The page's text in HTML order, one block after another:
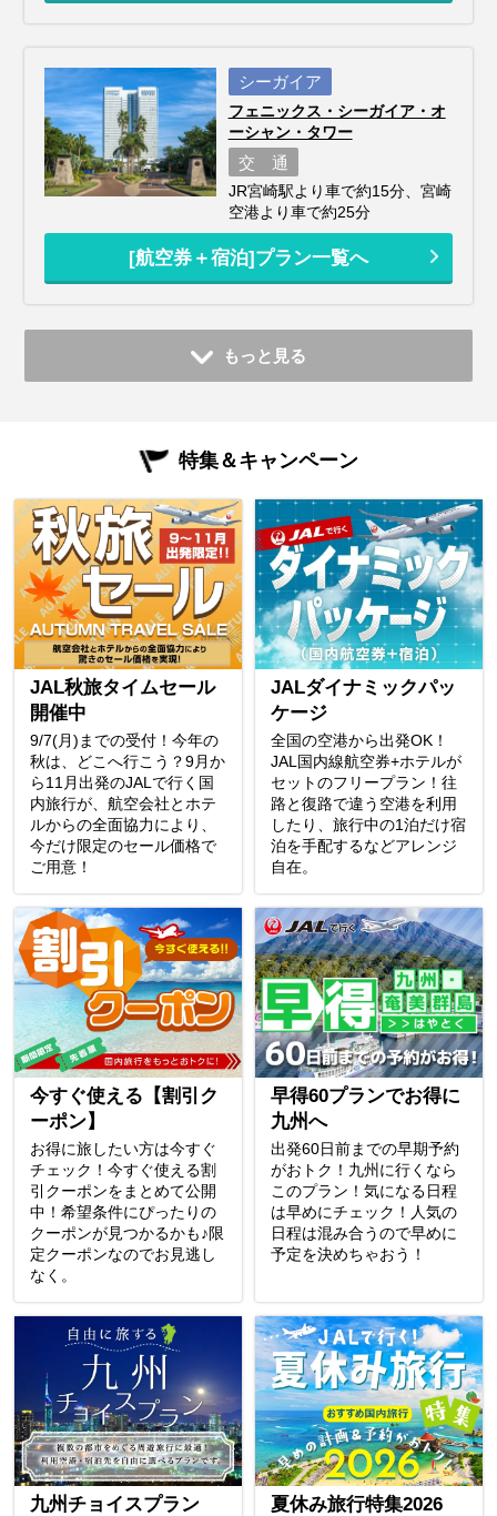
シーガイア
フェニックス・シーガイア・オ
ーシャン・タワー
交 通
JR宮崎駅より車で約15分、宮崎
空港より車で約25分
[航空券＋宿泊]プラン一覧へ
もっと見る
特集＆キャンペーン
JAL秋旅タイムセール
開催中
9/7(月)までの受付！今年の
秋は、どこへ行こう？9月か
ら11月出発のJALで行く国
内旅行が、航空会社とホテ
ルからの全面協力により、
今だけ限定のセール価格で
ご用意！
JALダイナミックパッ
ケージ
全国の空港から出発OK！
JAL国内線航空券+ホテルが
セットのフリープラン！往
路と復路で違う空港を利用
したり、旅行中の1泊だけ宿
泊を手配するなどアレンジ
自在。
今すぐ使える【割引ク
ーポン】
お得に旅したい方は今すぐ
チェック！今すぐ使える割
引クーポンをまとめて公開
中！希望条件にぴったりの
クーポンが見つかるかも♪限
定クーポンなのでお見逃し
なく。
早得60プランでお得に
九州へ
出発60日前までの早期予約
がおトク！九州に行くなら
このプラン！気になる日程
は早めにチェック！人気の
日程は混み合うので早めに
予定を決めちゃおう！
九州チョイスプラン 夏休み旅行特集2026